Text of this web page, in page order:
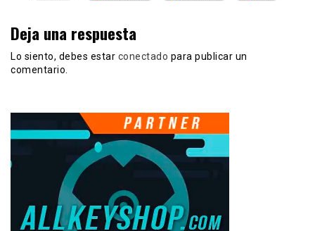
Deja una respuesta
Lo siento, debes estar conectado para publicar un
comentario.